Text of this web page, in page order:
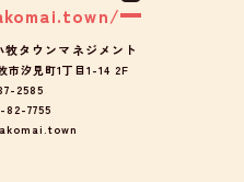
タウンマネジメント
市汐見町1丁目1-14 2F
2585
82-7755